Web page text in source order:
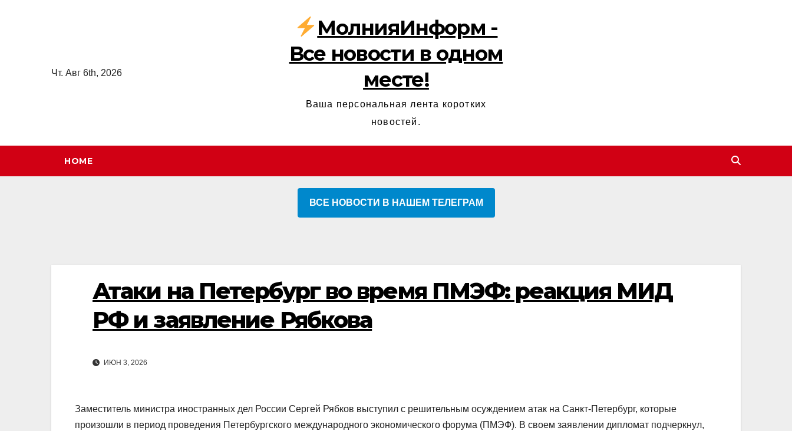
Чт. Авг 6th, 2026
МолнияИнформ -
Все новости в одном
месте!
Ваша персональная лента коротких
новостей.
HOME
ВСЕ НОВОСТИ В НАШЕМ ТЕЛЕГРАМ
Атаки на Петербург во время ПМЭФ: реакция МИД
РФ и заявление Рябкова
ИЮН 3, 2026
Заместитель министра иностранных дел России Сергей Рябков выступил с решительным осуждением атак на Санкт-Петербург, которые
произошли в период проведения Петербургского международного экономического форума (ПМЭФ). В своем заявлении дипломат подчеркнул,